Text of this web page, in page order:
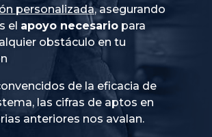
personalizada, asegurando
el apoyo necesario para
obstáculo en tu
de la eficacia de
las cifras de aptos en
anteriores nos avalan.